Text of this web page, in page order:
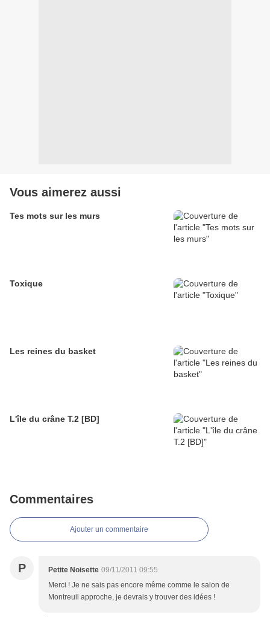
Vous aimerez aussi
Tes mots sur les murs
Toxique
Les reines du basket
L'île du crâne T.2 [BD]
Commentaires
Ajouter un commentaire
P Petite Noisette 09/11/2011 09:55
Merci ! Je ne sais pas encore même comme le salon de
Montreuil approche, je devrais y trouver des idées !